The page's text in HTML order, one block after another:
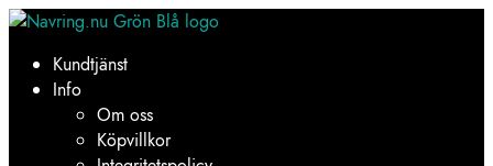
Hoppa
navigering
Hoppa
innehållKundtjänst
Info
Om oss
Köpvillkor